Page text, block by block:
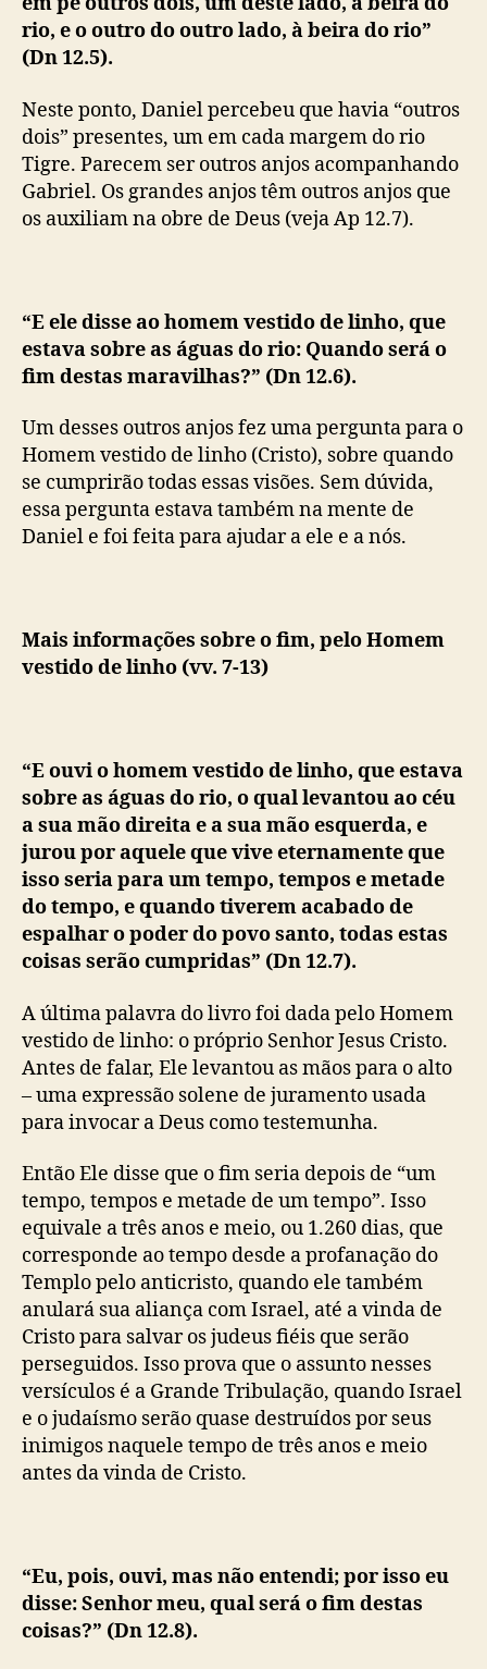
rio, e o outro do outro lado, à beira do rio”
(Dn 12.5).
Neste ponto, Daniel percebeu que havia “outros
dois” presentes, um em cada margem do rio
Tigre. Parecem ser outros anjos acompanhando
Gabriel. Os grandes anjos têm outros anjos que
os auxiliam na obre de Deus (veja Ap 12.7).
“E ele disse ao homem vestido de linho, que
estava sobre as águas do rio: Quando será o
fim destas maravilhas?” (Dn 12.6).
Um desses outros anjos fez uma pergunta para o
Homem vestido de linho (Cristo), sobre quando
se cumprirão todas essas visões. Sem dúvida,
essa pergunta estava também na mente de
Daniel e foi feita para ajudar a ele e a nós.
Mais informações sobre o fim, pelo Homem
vestido de linho (vv. 7-13)
“E ouvi o homem vestido de linho, que estava
sobre as águas do rio, o qual levantou ao céu
a sua mão direita e a sua mão esquerda, e
jurou por aquele que vive eternamente que
isso seria para um tempo, tempos e metade
do tempo, e quando tiverem acabado de
espalhar o poder do povo santo, todas estas
coisas serão cumpridas” (Dn 12.7).
A última palavra do livro foi dada pelo Homem
vestido de linho: o próprio Senhor Jesus Cristo.
Antes de falar, Ele levantou as mãos para o alto
– uma expressão solene de juramento usada
para invocar a Deus como testemunha.
Então Ele disse que o fim seria depois de “um
tempo, tempos e metade de um tempo”. Isso
equivale a três anos e meio, ou 1.260 dias, que
corresponde ao tempo desde a profanação do
Templo pelo anticristo, quando ele também
anulará sua aliança com Israel, até a vinda de
Cristo para salvar os judeus fiéis que serão
perseguidos. Isso prova que o assunto nesses
versículos é a Grande Tribulação, quando Israel
e o judaísmo serão quase destruídos por seus
inimigos naquele tempo de três anos e meio
antes da vinda de Cristo.
“Eu, pois, ouvi, mas não entendi; por isso eu
disse: Senhor meu, qual será o fim destas
coisas?” (Dn 12.8).